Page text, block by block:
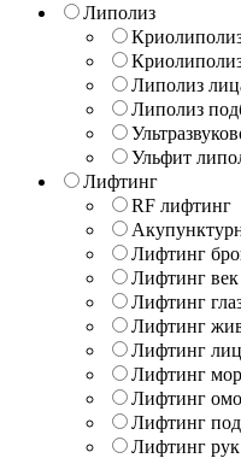
Липолиз
Липолиз
Липолиз
Ульфит
Лифтинг
RF лифтинг
Лифтинг
Лифтинг век
Лифтинг
Лифтинг
Лифтинг
Лифтинг
Лифтинг
Лифтинг
Лифтинг рук